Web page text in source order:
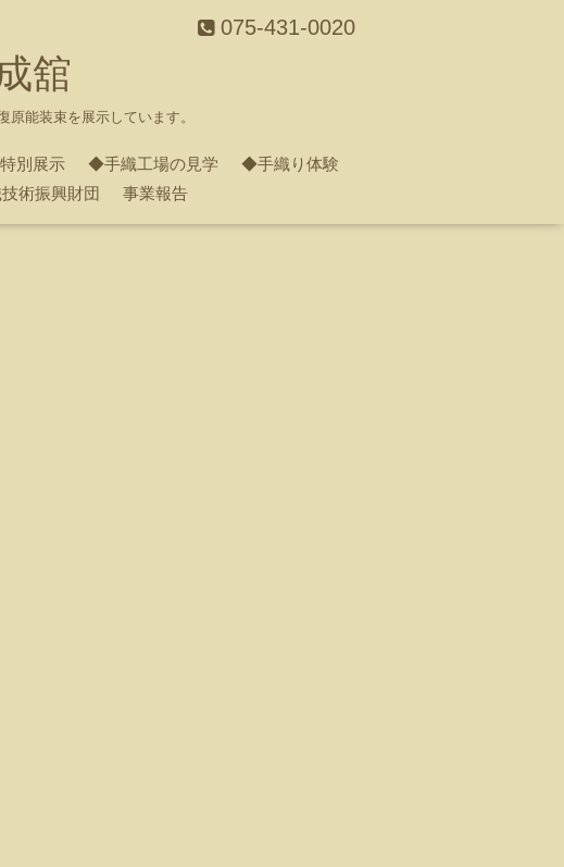
075-431-0020
舘
能装束を展示しています。
別展示 ◆手織工場の見学
◆手織り体験
術振興財団 事業報告